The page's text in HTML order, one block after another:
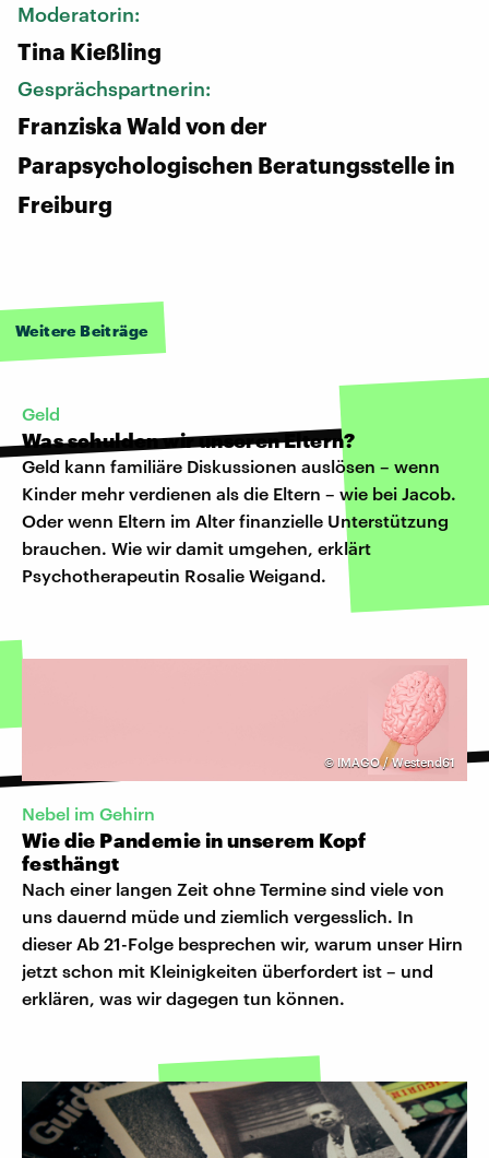
Moderatorin:
Tina Kießling
Gesprächspartnerin:
Franziska Wald von der
Parapsychologischen Beratungsstelle in
Freiburg
Weitere Beiträge
Geld
Was schulden wir unseren Eltern?
Geld kann familiäre Diskussionen auslösen – wenn
Kinder mehr verdienen als die Eltern – wie bei Jacob.
Oder wenn Eltern im Alter finanzielle Unterstützung
brauchen. Wie wir damit umgehen, erklärt
Psychotherapeutin Rosalie Weigand.
© IMAGO / Westend61
Nebel im Gehirn
Wie die Pandemie in unserem Kopf
festhängt
Nach einer langen Zeit ohne Termine sind viele von
uns dauernd müde und ziemlich vergesslich. In
dieser Ab 21-Folge besprechen wir, warum unser Hirn
jetzt schon mit Kleinigkeiten überfordert ist – und
erklären, was wir dagegen tun können.